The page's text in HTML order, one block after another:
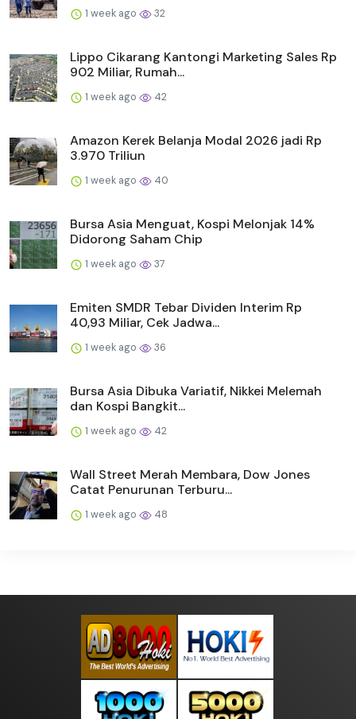
1 week ago 32
Lippo Cikarang Kantongi Marketing Sales Rp
902 Miliar, Rumah...
1 week ago 42
Amazon Kerek Belanja Modal 2026 jadi Rp
3.970 Triliun
1 week ago 40
Bursa Asia Menguat, Kospi Melonjak 14%
Didorong Saham Chip
1 week ago 37
Emiten SMDR Tebar Dividen Interim Rp
40,93 Miliar, Cek Jadwa...
1 week ago 36
Bursa Asia Dibuka Variatif, Nikkei Melemah
dan Kospi Bangkit...
1 week ago 42
Wall Street Merah Membara, Dow Jones
Catat Penurunan Terburu...
1 week ago 48